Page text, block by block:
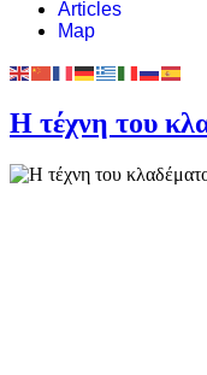
Articles
Map
Η τέχνη του